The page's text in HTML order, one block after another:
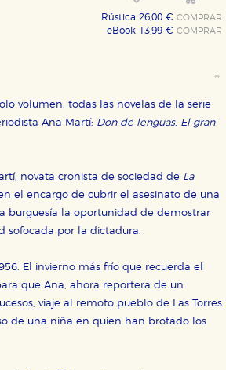
Rústica 26,00 €COMPRAR
eBook 13,99 €COMPRAR
volumen, todas las novelas de la serie
Ana Martí: Don de lenguas, El gran
novata cronista de sociedad de La
el encargo de cubrir el asesinato de una
burguesía la oportunidad de demostrar
sofocada por la dictadura.
El invierno más frío que recuerda el
que Ana, ahora reportera de un
viaje al remoto pueblo de Las Torres
de una niña en quien han brotado los